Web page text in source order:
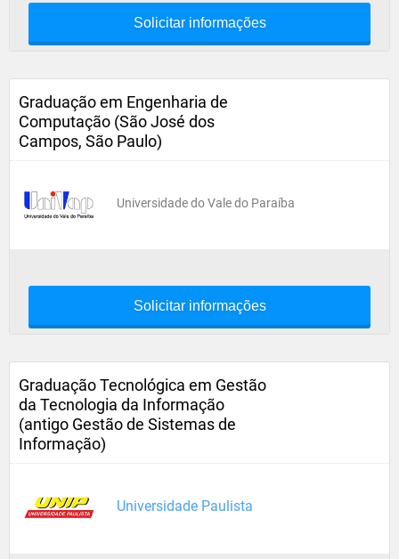
Solicitar informações
Graduação em Engenharia de
Computação (São José dos
Campos, São Paulo)
Universidade do Vale do Paraíba
Solicitar informações
Graduação Tecnológica em Gestão
da Tecnologia da Informação
(antigo Gestão de Sistemas de
Informação)
Universidade Paulista